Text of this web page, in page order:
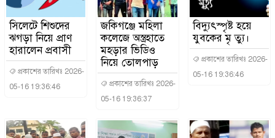
সিলেটে শিশুদের
ঝগড়া নিয়ে প্রাণ
হারালেন প্রবাসী
প্রকাশের তারিখঃ 2026-
05-16 19:36:46
জকিগঞ্জে মহিলা
কলেজে অস্ত্রহাতে
মহড়ার ভিডিও
নিয়ে তোলপাড়
প্রকাশের তারিখঃ 2026-
05-16 19:36:37
বিদ্যুৎস্পৃষ্ট হয়ে
যুবকের মৃ ত্যু।
প্রকাশের তারিখঃ 2026-
05-16 19:36:46